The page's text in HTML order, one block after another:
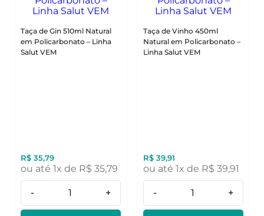
Taça de Gin 510ml Natural
em Policarbonato – Linha
Salut VEM
R$ 35,79
ou até 1x de R$ 35,79
- +
Taça de Vinho 450ml
Natural em Policarbonato –
Linha Salut VEM
R$ 39,91
ou até 1x de R$ 39,91
- +